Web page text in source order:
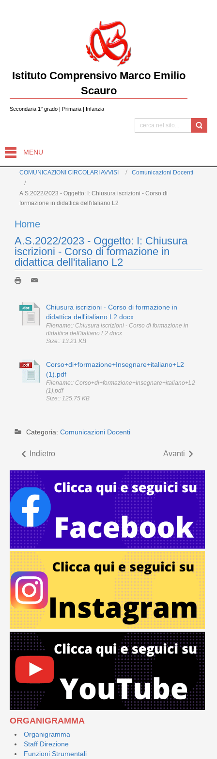
Istituto Comprensivo Marco Emilio
Scauro
Secondaria 1° grado | Primaria | Infanzia
MENU
COMUNICAZIONI CIRCOLARI AVVISI Comunicazioni Docenti
A.S.2022/2023 - Oggetto: I: Chiusura iscrizioni - Corso di
formazione in didattica dell'italiano L2
ORGANIGRAMMA
Organigramma
Staff Direzione
Funzioni Strumentali
Home
A.S.2022/2023 - Oggetto: I: Chiusura
iscrizioni - Corso di formazione in
didattica dell'italiano L2
Chiusura iscrizioni - Corso di formazione in
didattica dell'italiano L2.docx
Filename:: Chiusura iscrizioni - Corso di formazione in
didattica dell'italiano L2.docx
Size:: 13.21 KB
Corso+di+formazione+Insegnare+italiano+L2
(1).pdf
Filename:: Corso+di+formazione+Insegnare+italiano+L2
(1).pdf
Size:: 125.75 KB
Categoria: Comunicazioni Docenti
Indietro Avanti